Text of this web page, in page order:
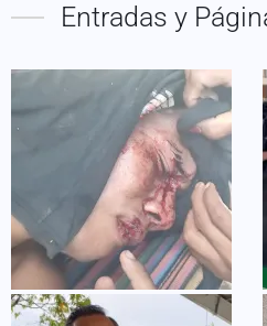
Entradas y